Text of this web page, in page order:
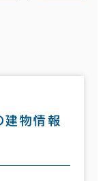
建物情報